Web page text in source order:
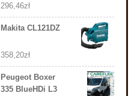
296,46zł
Makita CL121DZ
358,20zł
Peugeot Boxer
335 BlueHDi L3